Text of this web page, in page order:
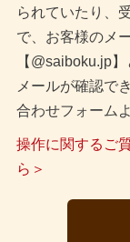
られていたり、
で、お客様のメ
【@saiboku.jp
メールが確認で
合わせフォーム
操作に関するご
ら＞